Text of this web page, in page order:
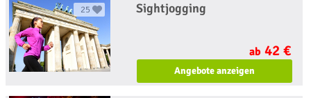
25 Sightjogging
ab 42 €
Angebote anzeigen